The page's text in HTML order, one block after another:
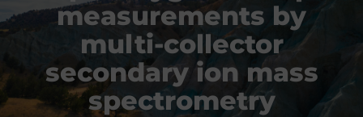
measurements by
multi-collector
secondary ion mass
spectrometry